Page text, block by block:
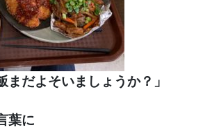
まだよそいましょうか？」
葉に